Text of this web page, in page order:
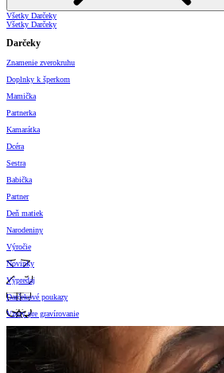
Všetky Darčeky
Všetky Darčeky
Darčeky
Znamenie zverokruhu
Doplnky k šperkom
Mamička
Partnerka
Kamarátka
Dcéra
Sestra
Babička
Partner
Deň matiek
Narodeniny
Výročie
Novinky
Výpredaj
Darčekové poukazy
Vzory pre gravírovanie